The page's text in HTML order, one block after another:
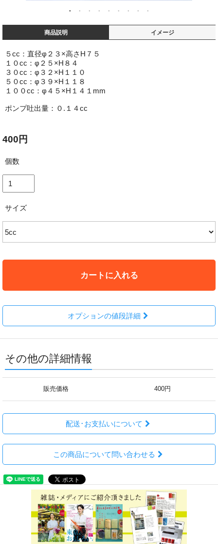
商品説明 イメージ
５cc：直径φ２３×高さH７５
１０cc：φ２５×H８４
３０cc：φ３２×H１１０
５０cc：φ３９×H１１８
１００cc：φ４５×H１４１mm
ポンプ吐出量：０.１４cc
400円
個数
サイズ
カートに入れる
オプションの値段詳細
その他の詳細情報
販売価格 400円
配送･お支払いについて
この商品について問い合わせる